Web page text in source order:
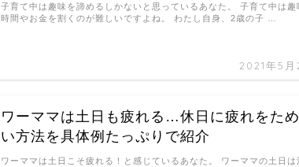
2021年5月
子育て中は趣味を諦めるしかないと思っているあなた。 子育て中は趣
時間やお金を割くのが難しいですよね。 わたし自身、2歳の子 …
ワーママは土日も疲れる…休日に疲れをた
い方法を具体例たっぷりで紹介
ワーママは土日こそ疲れる！と感じているあなた。 ワーママの土日は